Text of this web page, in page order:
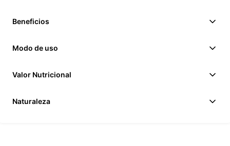
Beneficios
Modo de uso
Valor Nutricional
Naturaleza